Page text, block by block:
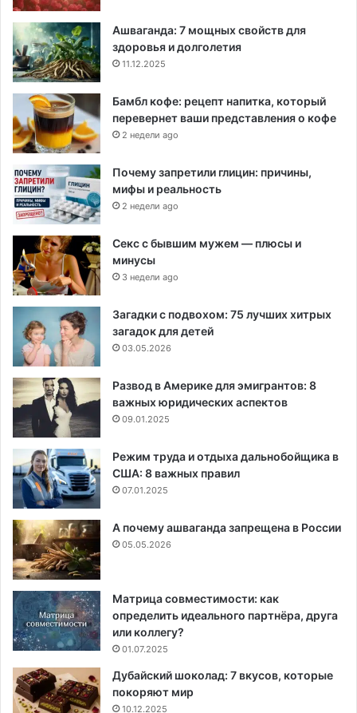
Ашваганда: 7 мощных свойств для
здоровья и долголетия
11.12.2025
Бамбл кофе: рецепт напитка, который
перевернет ваши представления о кофе
2 недели ago
Почему запретили глицин: причины,
мифы и реальность
2 недели ago
Секс с бывшим мужем — плюсы и
минусы
3 недели ago
Загадки с подвохом: 75 лучших хитрых
загадок для детей
03.05.2026
Развод в Америке для эмигрантов: 8
важных юридических аспектов
09.01.2025
Режим труда и отдыха дальнобойщика в
США: 8 важных правил
07.01.2025
А почему ашваганда запрещена в России
05.05.2026
Матрица совместимости: как
определить идеального партнёра, друга
или коллегу?
01.07.2025
Дубайский шоколад: 7 вкусов, которые
покоряют мир
10.12.2025